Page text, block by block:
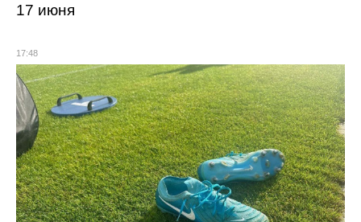
17 июня
17:48